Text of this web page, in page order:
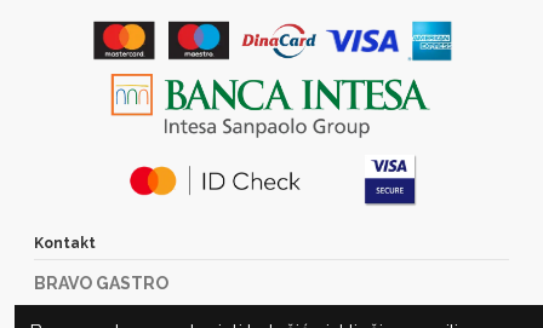
Kontakt
BRAVO GASTRO